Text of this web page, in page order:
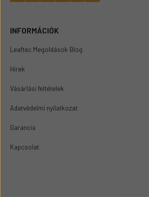
INFORMÁCIÓK
Leaftec Megoldások Blog
Hírek
Vásárlási feltételek
Adatvédelmi nyilatkozat
Garancia
Kapcsolat